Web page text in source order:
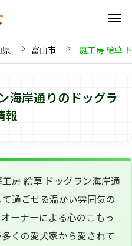
県 富山市 庭工房 絵草
海岸通りのドッグラ
報
房 絵草 ドッグラン海岸通
過ごせる温かい雰囲気の
ーナーによる心のこもっ
くの愛犬家から愛されて